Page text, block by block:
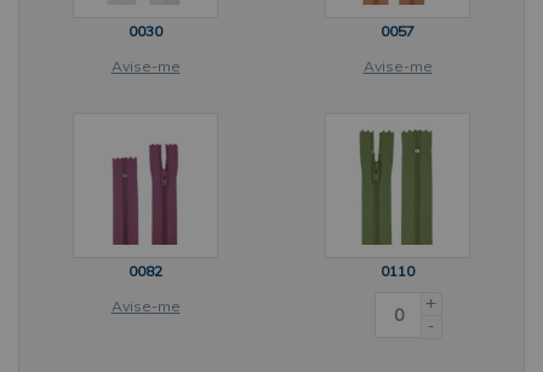
0030
Avise-me
0057
Avise-me
0082
Avise-me
0110
+
-